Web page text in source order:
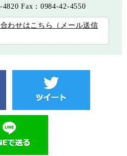
4820 Fax：0984-42-4550
わせはこちら（メール送信